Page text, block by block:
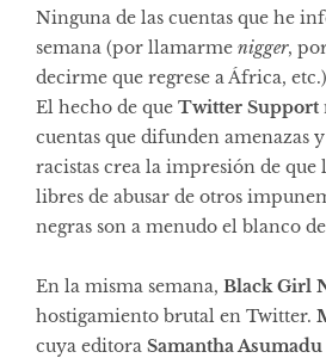
Ninguna de las cuentas que he
semana (por llamarme nigger,
decirme que regrese a África,
El hecho de que Twitter Support
cuentas que difunden amenazas
racistas crea la impresión de que
libres de abusar de otros
negras son a menudo el blanco de
En la misma semana, Black Girl
hostigamiento brutal en Twitter.
cuya editora Samantha Asumadu